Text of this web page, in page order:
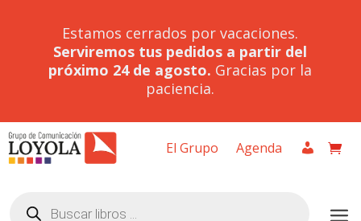
Estamos cerrados por vacaciones.
Serviremos tus pedidos a partir del
próximo 24 de agosto. Gracias por la
paciencia.
El Grupo Agenda